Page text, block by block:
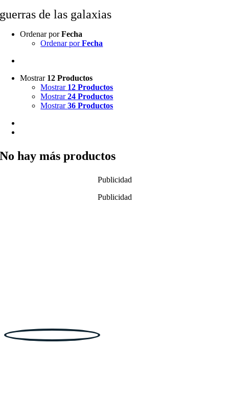
guerras de las galaxias
Ordenar porFecha
Ordenar porFecha
Mostrar 12 Productos
Mostrar 12 Productos
Mostrar24 Productos
Mostrar36 Productos
No hay más productos
Publicidad
Publicidad